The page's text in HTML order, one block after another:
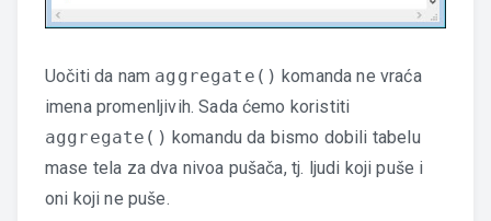
Uočiti da nam aggregate() komanda ne vraća
imena promenljivih. Sada ćemo koristiti
aggregate() komandu da bismo dobili tabelu
mase tela za dva nivoa pušača, tj. ljudi koji puše i
oni koji ne puše.